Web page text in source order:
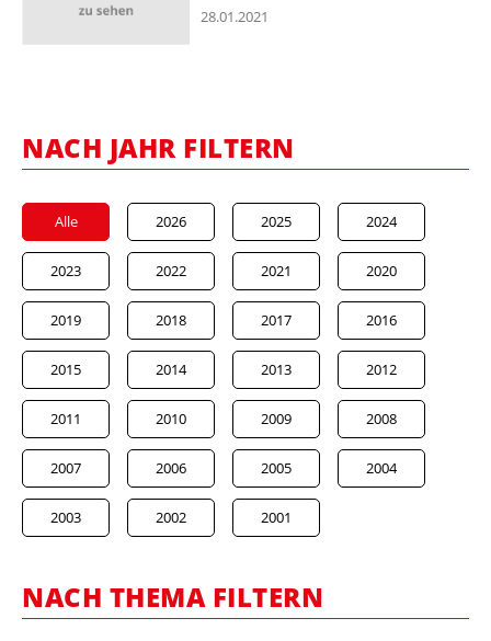
28.01.2021
NACH JAHR FILTERN
Alle 2026 2025 2024
2023 2022 2021 2020
2019 2018 2017 2016
2015 2014 2013 2012
2011 2010 2009 2008
2007 2006 2005 2004
2003 2002 2001
NACH THEMA FILTERN